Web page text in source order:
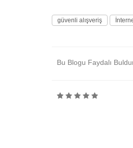
güvenli alışveriş
Bu Blogu Faydalı